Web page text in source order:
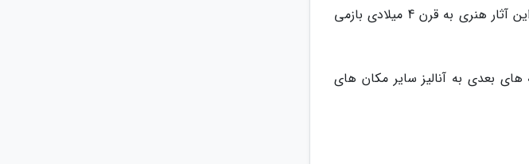
نقاشی های مذهبی است که به مردم آن موقع آموزش اخلاق می داده اند. بعضی از این آثار هنری به قرن 4 میلادی بازمی
های بعدی به آنالیز سایر مکان های